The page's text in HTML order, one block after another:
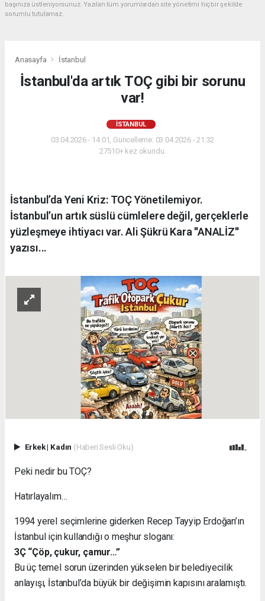
başınıza üstleniyorsunuz. Yazılan tüm yorumlardan site yönetimi hiçbir şekilde
sorumlu tutulamaz.
Anasayfa İstanbul
İstanbul'da artık TOÇ gibi bir sorunu
var!
İSTANBUL
03.04.2026 - 14:01, Güncelleme: 03.04.2026 - 21:32
27510+ kez okundu.
İstanbul’da Yeni Kriz: TOÇ Yönetilemiyor.
İstanbul’un artık süslü cümlelere değil, gerçeklerle
yüzleşmeye ihtiyacı var. Ali Şükrü Kara ''ANALİZ''
yazısı...
Erkek| Kadın (Haberi Sesli Oku)
Peki nedir bu TOÇ?
Hatırlayalım…
1994 yerel seçimlerine giderken Recep Tayyip Erdoğan’ın
İstanbul için kullandığı o meşhur sloganı:
3Ç “Çöp, çukur, çamur…”
Bu üç temel sorun üzerinden yükselen bir belediyecilik
anlayışı, İstanbul’da büyük bir değişimin kapısını aralamıştı.